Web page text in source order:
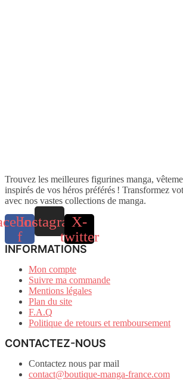
Trouvez les meilleures figurines manga,
inspirés de vos héros préférés ! Transformez
avec nos vastes collections de manga.
f
InstagramX-
twitter
INFORMATIONS
Mon compte
Suivre ma commande
Mentions légales
Plan du site
F.A.Q
Politique de retours et remboursement
CONTACTEZ-NOUS
Contactez nous par mail
contact@boutique-manga-france.com